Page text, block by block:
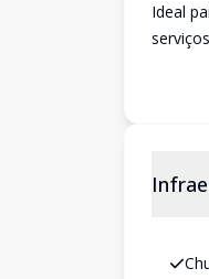
Ideal